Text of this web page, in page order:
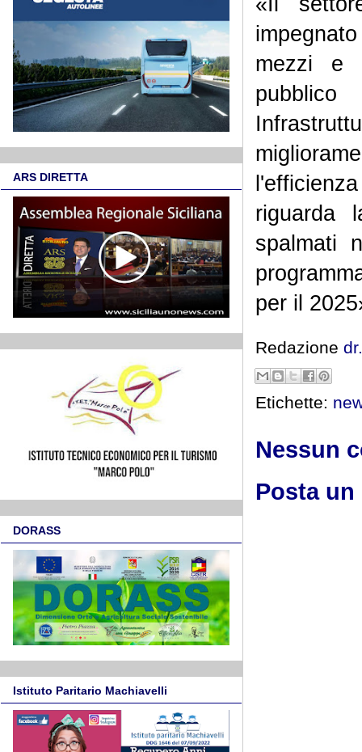
mezzi e
riguarda
spalmati
per il
Redazione
Etichette:
Nessun
Posta
ARS DIRETTA
DORASS
Istituto Paritario Machiavelli